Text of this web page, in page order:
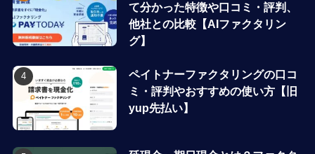
て分かった特徴や口コミ・評判、
他社との比較【AIファクタリン
グ】
ペイトナーファクタリングの口コ
ミ・評判やおすすめの使い方【旧
yup先払い】